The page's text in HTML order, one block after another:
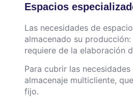
Espacios
Las necesidades de
almacenado su
requiere de la elaboración
Para cubrir las
almacenaje multicliente,
fijo.